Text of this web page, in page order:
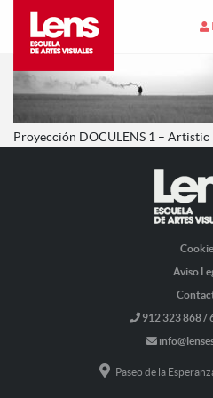
Proyección DOCULENS 1 –
Aviso
912 323 868 /
Paseo de la